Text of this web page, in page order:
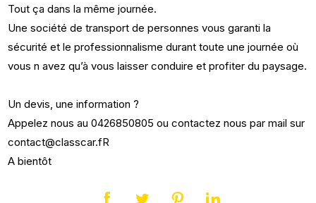
Tout ça dans la même journée.
Une société de transport de personnes vous garanti la
sécurité et le professionnalisme durant toute une journée où
vous n avez qu’à vous laisser conduire et profiter du paysage.
Un devis, une information ?
Appelez nous au 0426850805 ou contactez nous par mail sur
contact@classcar.fR
A bientôt